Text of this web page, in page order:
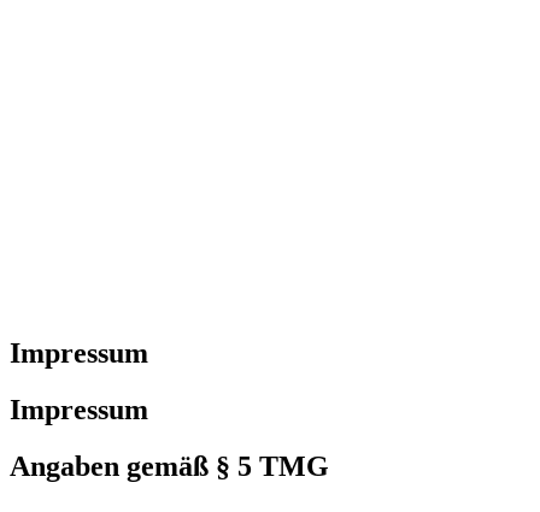
Impressum
Impressum
Angaben gemäß § 5 TMG